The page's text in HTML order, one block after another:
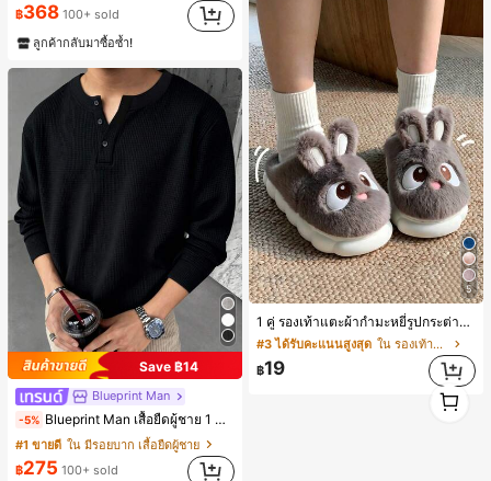
฿368 100+ sold
ลูกค้ากลับมาซื้อซ้ำ!
Save ฿14
Blueprint Man
-5% Blueprint Man เสื้อยืดผู้ชาย 1 ชิ้น คอเฮนลีย์ ผ้าถักลายวาฟเฟิล คอวีเล็ก ทรงหลวม บาง ระบายอากาศได้ดี ใส่สบาย มีกระดุม สไตล์ Old Money ทรงยุโรป ไซส์ใหญ่กว่าปกติ กรุณาเลือกไซส์เล็กลงเพื่อให้พอดีขึ้น
#1 ขายดี ใน มีรอยบาก เสื้อยืดผู้ชาย
฿275 100+ sold
5
1 คู่ รองเท้าแตะผ้ากำมะหยี่รูปกระต่ายสำหรับผู้หญิง, อบอุ่นและสบาย, เหมาะสำหรับใส่ลำลองในฤดูใบไม้ร่วง/ฤดูหนาว, รองเท้าบ้านผู้หญิงหรูหราใหม่, ส้นเตี้ย, หัวกลมเรียบง่าย, อุปกรณ์เสริมสำหรับฤดูหนาวที่อบอุ่น, รองเท้าแตะผ้ากำมะหยี่น่ารัก, ของขวัญปีใหม่/วันวาเลนไทน์ในอุดมคติ, รองเท้าแตะคู่รัก, ของขวัญวันแม่, สวน, ของตกแต่งห้องครัว, ฤดูร้อน, ชายหาด, ของใช้จำเป็นสำหรับการเดินทาง, ของตกแต่งห้อง, นุ่มนิ่ม, การสำเร็จการศึกษา, ชั้นวางรองเท้า, ประหยัดพื้นที่จัดเก็บ, กลางแจ้ง, สวน, พิธีสำเร็จการศึกษา, พิธีจบการศึกษา, ยินดีด้วยบัณฑิต, บัณฑิตที่สำเร็จการศึกษา, ผู้กล่าวคำอำลา, เรียนจบ, งานเลี้ยงจบการศึกษา
#3 ได้รับคะแนนสูงสุด
ใน รองเท้าแตะใส่ในบ้าน
฿19
1